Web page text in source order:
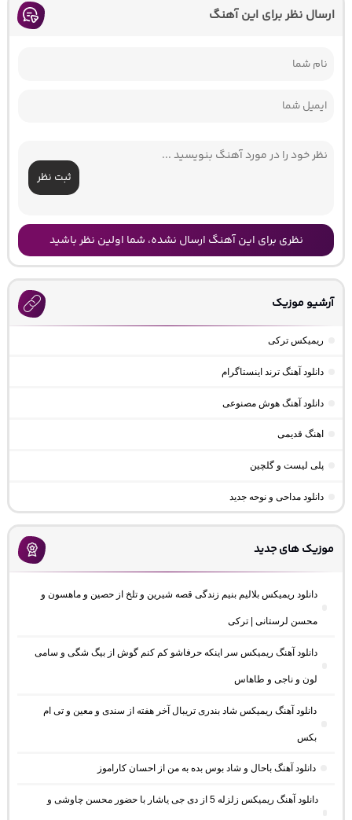
ارسال نظر برای این آهنگ
ثبت نظر
نظری برای این آهنگ ارسال نشده، شما اولین نظر باشید
آرشیو موزیک
ریمیکس ترکی
دانلود آهنگ ترند اینستاگرام
دانلود آهنگ هوش مصنوعی
اهنگ قدیمی
پلی لیست و گلچین
دانلود مداحی و نوحه جدید
موزیک های جدید
دانلود ریمیکس بلالیم بنیم زندگی قصه شیرین و تلخ از حصین و ماهسون و
محسن لرستانی | ترکی
دانلود آهنگ ریمیکس سر اینکه حرفاشو کم کنم گوش از بیگ شگی و سامی
لون و ناجی و طاهاس
دانلود آهنگ ریمیکس شاد بندری تریبال آخر هفته از سندی و معین و تی ام
بکس
دانلود آهنگ باحال و شاد بوس بده به من از احسان کاراموز
دانلود آهنگ ریمیکس زلزله 5 از دی جی یاشار با حضور محسن چاوشی و